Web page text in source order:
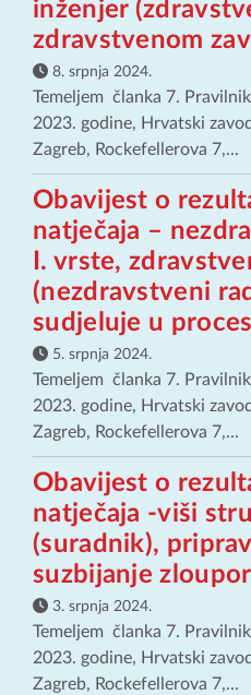
inženjer
zdravstvenom
8. srpnja 2024.
Temeljem članka 7.
2023. godine, Hrvatski
Zagreb, Rockefellerova 7,...
Obavijest o
natječaja –
I. vrste,
(nezdravstveni
sudjeluje u
5. srpnja 2024.
Temeljem članka 7.
2023. godine, Hrvatski
Zagreb, Rockefellerova 7,...
Obavijest o
natječaja -viši
(suradnik),
suzbijanje
3. srpnja 2024.
Temeljem članka 7.
2023. godine, Hrvatski
Zagreb, Rockefellerova 7,...